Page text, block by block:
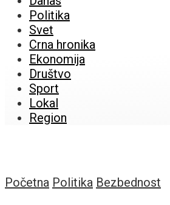
Politika
Svet
Crna hronika
Ekonomija
Društvo
Sport
Lokal
Region
Početna Politika Bezbednost